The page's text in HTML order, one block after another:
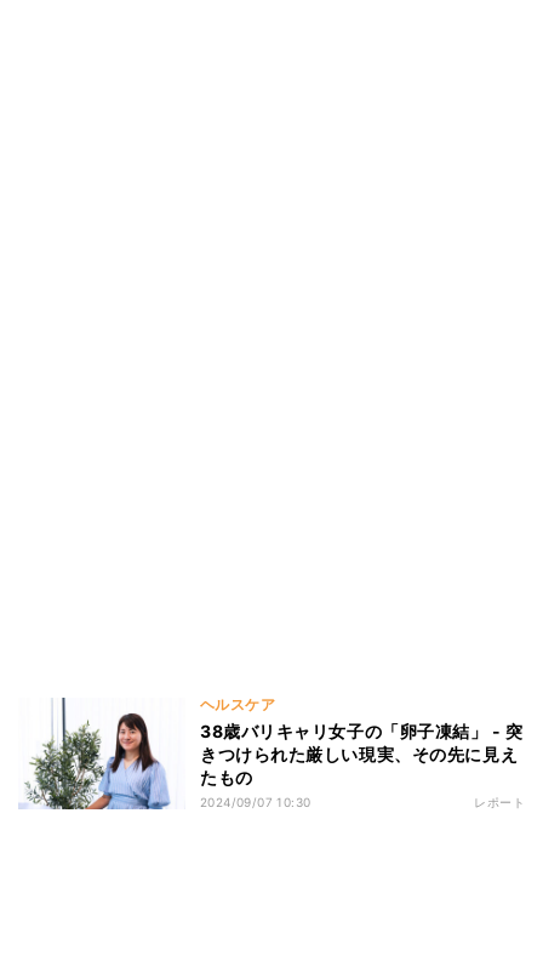
ヘルスケア
38歳バリキャリ女子の「卵子凍結」 - 突
きつけられた厳しい現実、その先に見え
たもの
2024/09/07 10:30 レポート